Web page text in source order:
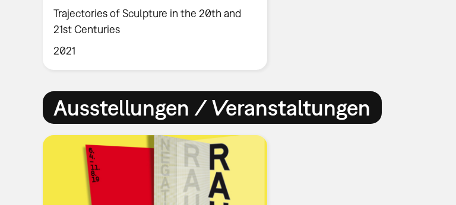
Trajectories of Sculpture in the 20th and
21st Centuries
2021
Ausstellungen / Veranstaltungen